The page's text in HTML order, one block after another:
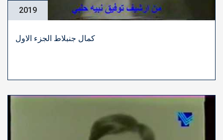
2019
كمال جنبلاط الجزء الاول